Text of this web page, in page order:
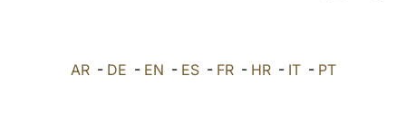
AR- DE - EN - ES- FR- HR- IT- PT